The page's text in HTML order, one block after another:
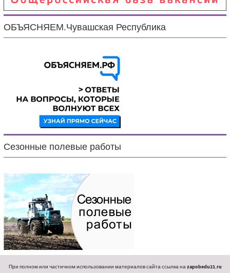
ОБЪЯСНЯЕМ.Чувашская Республика
Сезонные полевые работы
При полном или частичном использовании материалов сайта ссылка наzapobedu21.ru